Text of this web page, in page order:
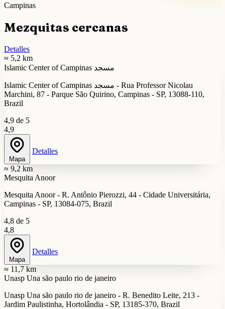
Campinas
Mezquitas cercanas
Detalles
≈ 5,2 km
Islamic Center of Campinas مسجد
Islamic Center of Campinas مسجد - Rua Professor Nicolau
Marchini, 87 - Parque São Quirino, Campinas - SP, 13088-110,
Brazil
4,9 de 5
4,9
Mapa
Detalles
≈ 9,2 km
Mesquita Anoor
Mesquita Anoor - R. Antônio Pierozzi, 44 - Cidade Universitária,
Campinas - SP, 13084-075, Brazil
4,8 de 5
4,8
Mapa
Detalles
≈ 11,7 km
Unasp Una são paulo rio de janeiro
Unasp Una são paulo rio de janeiro - R. Benedito Leite, 213 -
Jardim Paulistinha, Hortolândia - SP, 13185-370, Brazil